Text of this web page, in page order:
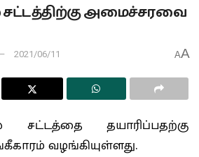
சட்டத்திற்கு அமைச்சரவை
2021/06/11 AA
சட்டத்தை தயாரிப்பதற்கு
வழங்கியுள்ளது.